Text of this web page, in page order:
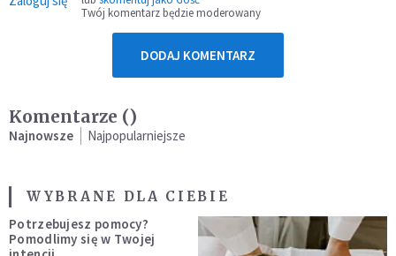
Twój komentarz będzie moderowany
DODAJ KOMENTARZ
Komentarze ()
Najnowsze Najpopularniejsze
WYBRANE DLA CIEBIE
Potrzebujesz pomocy?
Pomodlimy się w Twojej